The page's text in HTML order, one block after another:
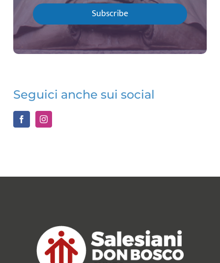
Subscribe
Seguici anche sui social